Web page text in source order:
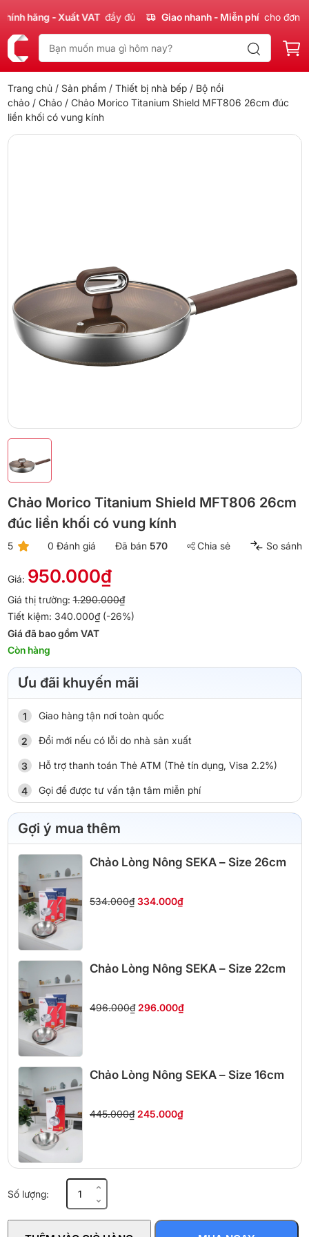
hãng - Xuất VAT đầy đủ Giao nhanh - Miễn phí cho đơn
Trang chủ / Sản phẩm / Thiết bị nhà bếp/ Bộ nồi
chảo/ Chảo/ Chảo Morico Titanium Shield MFT806 26cm đúc
liền khối có vung kính
Chảo Morico Titanium Shield MFT806 26cm
đúc liền khối có vung kính
5 0 Đánh giá Đã bán 570 Chia sẻ So sánh
Giá: 950.000₫
Giá thị trường:1.290.000₫
Tiết kiệm: 340.000₫ (-26%)
Giá đã bao gồm VAT
Còn hàng
Ưu đãi khuyến mãi
Giao hàng tận nơi toàn quốc
Đổi mới nếu có lỗi do nhà sản xuất
Hỗ trợ thanh toán Thẻ ATM (Thẻ tín dụng, Visa 2.2%)
Gọi để được tư vấn tận tâm miễn phí
Gợi ý mua thêm
Chảo Lòng Nông SEKA – Size 26cm
534.000₫ 334.000₫
Chảo Lòng Nông SEKA – Size 22cm
496.000₫ 296.000₫
Chảo Lòng Nông SEKA – Size 16cm
445.000₫ 245.000₫
Số lượng:
Chảo
Morico